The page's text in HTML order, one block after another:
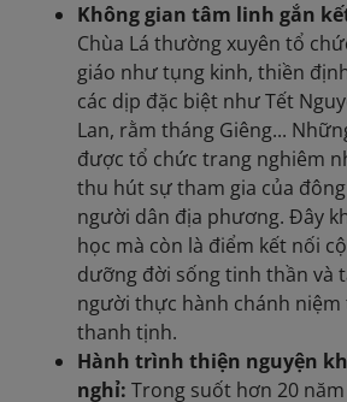
Không gian tâm linh gắn
Chùa Lá thường xuyên tổ
giáo như tụng kinh, thiền
các dịp đặc biệt như Tết
Lan, rằm tháng Giêng...
được tổ chức trang nghiêm
thu hút sự tham gia của
người dân địa phương. Đây
học mà còn là điểm kết nối
dưỡng đời sống tinh thần và
người thực hành chánh
thanh tịnh.
Hành trình thiện nguyện
nghỉ: Trong suốt hơn 20 năm